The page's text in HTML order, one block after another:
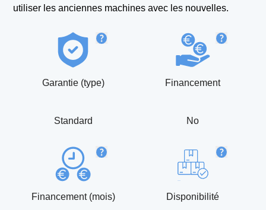
utiliser les anciennes machines avec les nouvelles.
Garantie (type)
Standard
Financement
No
Financement (mois) Disponibilité